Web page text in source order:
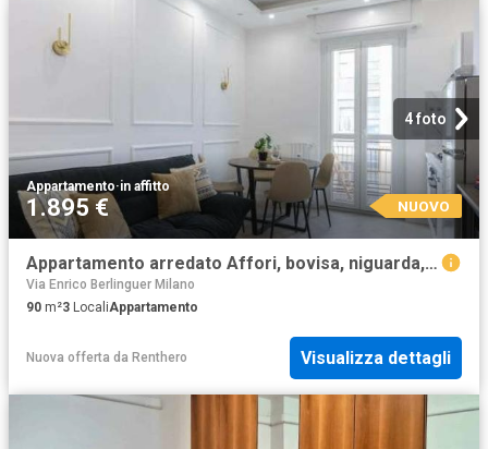
4 foto
Appartamento·in affitto
1.895 € NUOVO
Appartamento arredato Affori, bovisa, niguarda, testi
Via Enrico Berlinguer Milano
90 m²3 LocaliAppartamento
Nuova offerta da Renthero Visualizza dettagli